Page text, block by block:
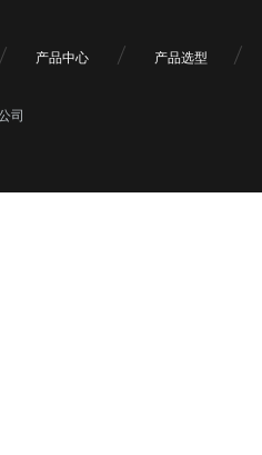
产品中心 产品选型
司